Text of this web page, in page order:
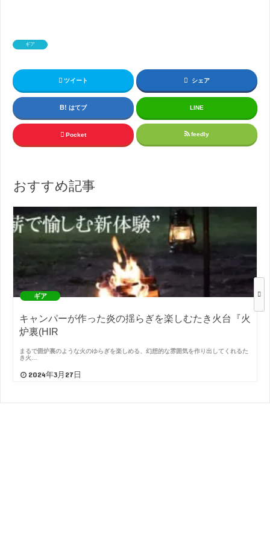
ギア
ツイート シェア
はてブ LINE
Pocket feedly
おすすめ記事
ギア
キャンパーが作った炎の揺らぎを楽しむたき火台『火
炉裏(HIR
まるで囲炉裏のような火のゆらぎを楽しめる、幻想的な雰囲気を作り出してくれるた
き火…
2024年3月27日